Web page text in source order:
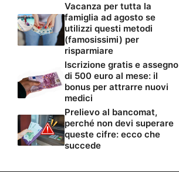
Vacanza per tutta la
famiglia ad agosto se
utilizzi questi metodi
(famosissimi) per
risparmiare
Iscrizione gratis e assegno
di 500 euro al mese: il
bonus per attrarre nuovi
medici
Prelievo al bancomat,
perché non devi superare
queste cifre: ecco che
succede